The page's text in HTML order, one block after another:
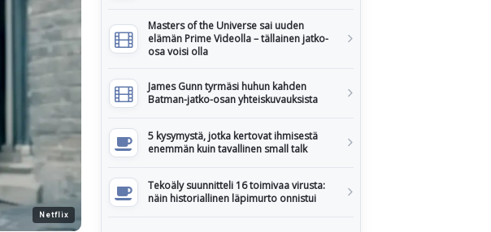
Netflix
Masters of the Universe sai uuden
elämän Prime Videolla – tällainen jatko-
osa voisi olla
James Gunn tyrmäsi huhun kahden
Batman-jatko-osan yhteiskuvauksista
5 kysymystä, jotka kertovat ihmisestä
enemmän kuin tavallinen small talk
Tekoäly suunnitteli 16 toimivaa virusta:
näin historiallinen läpimurto onnistui